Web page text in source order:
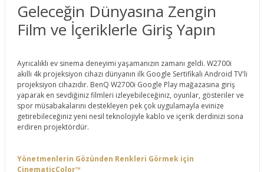
Geleceğin Dünyasına Zengin
Film ve İçeriklerle Giriş Yapın
Ayrıcalıklı ev sinema deneyimi yaşamanızın zamanı geldi. W2700i
akıllı 4k projeksiyon cihazı dünyanın ilk Google Sertifikalı Android TV'li
projeksiyon cihazıdır. BenQ W2700i Google Play mağazasına giriş
yaparak en sevdiğiniz filmleri izleyebileceğiniz, oyunlar, gösteriler ve
spor müsabakalarını destekleyen pek çok uygulamayla evinize
getirebileceğiniz yeni nesil teknolojiyle kablo ve içerik derdinizi sona
erdiren projektördür.
Yönetmenlerin Gözünden Renkleri Görmek için
CinematicColor™